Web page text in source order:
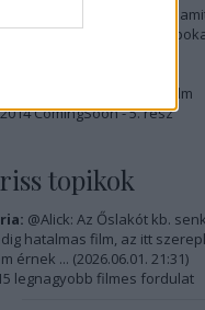
50 posztapokaliptikus film,
10 (nem is annyira)
A 10 legjobb Matt Damon-film
2014 ComingSoon - 5. rész
topikok
@Alick: Az Őslakót kb.
hatalmas film, az itt
érnek ... (2026.06.01. 21:31)
legnagyobb filmes fordulat